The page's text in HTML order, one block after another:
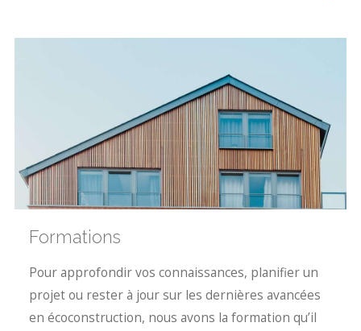
Formations
Pour approfondir vos connaissances, planifier un
projet ou rester à jour sur les dernières avancées
en écoconstruction, nous avons la formation qu’il